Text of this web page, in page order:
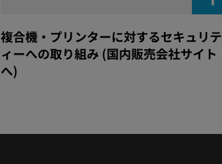
複合機・プリンターに対するセキュリテ
ィーへの取り組み (国内販売会社サイト
へ)